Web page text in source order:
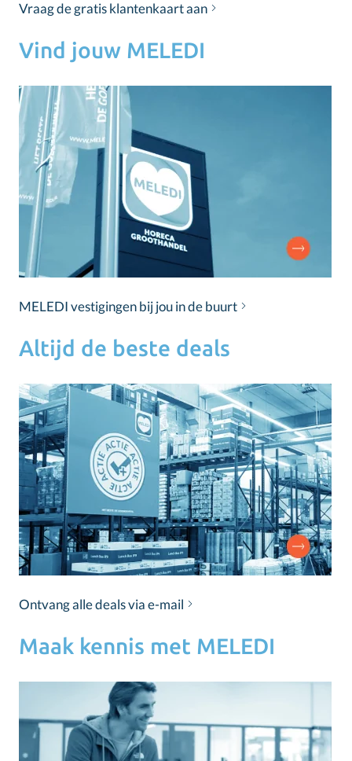
Vraag de gratis klantenkaart aan
Vind jouw MELEDI
MELEDI vestigingen bij jou in de buurt
Altijd de beste deals
Ontvang alle deals via e-mail
Maak kennis met MELEDI